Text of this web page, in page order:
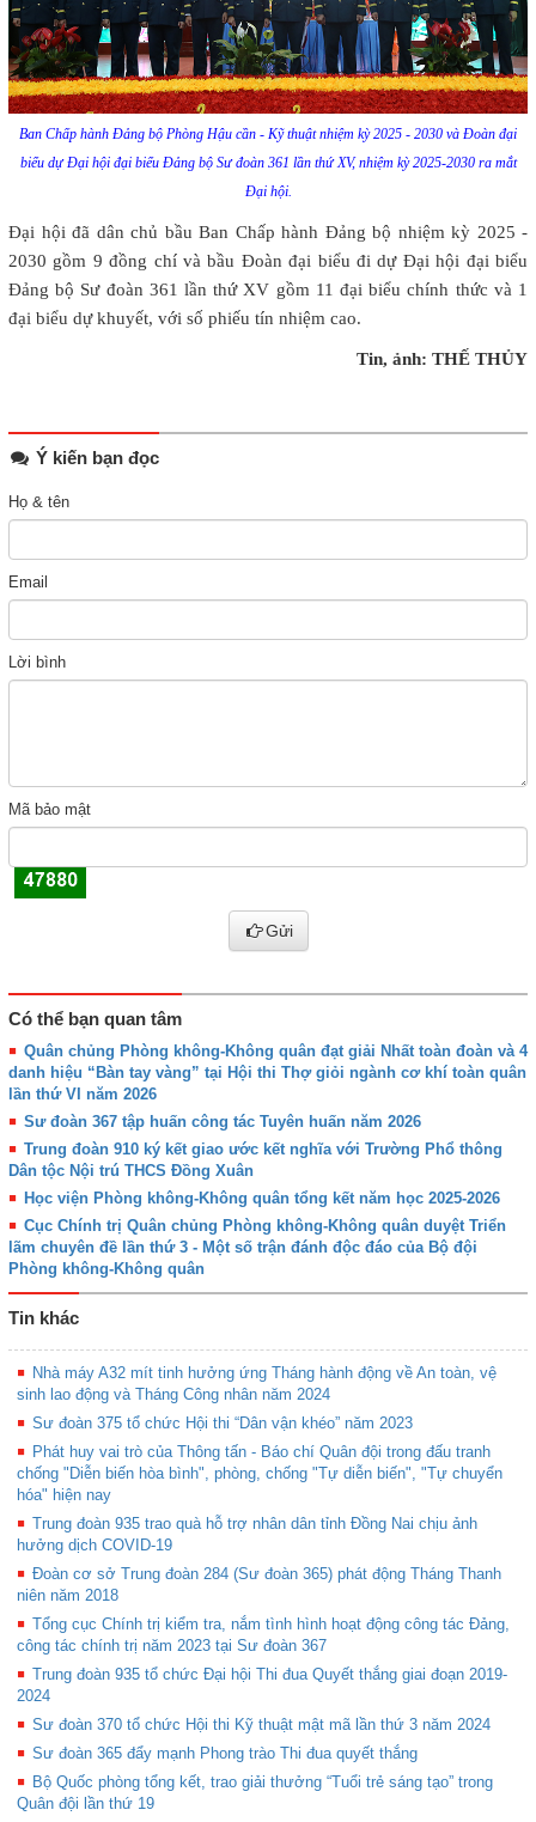
Ban Chấp hành Đảng bộ Phòng Hậu cần - Kỹ thuật nhiệm kỳ 2025 - 2030 và Đoàn đại
biểu dự Đại hội đại biểu Đảng bộ Sư đoàn 361 lần thứ XV, nhiệm kỳ 2025-2030 ra mắt
Đại hội.
Đại hội đã dân chủ bầu Ban Chấp hành Đảng bộ nhiệm kỳ 2025 -
2030 gồm 9 đồng chí và bầu Đoàn đại biểu đi dự Đại hội đại biểu
Đảng bộ Sư đoàn 361 lần thứ XV gồm 11 đại biểu chính thức và 1
đại biểu dự khuyết, với số phiếu tín nhiệm cao.
Tin, ảnh: THẾ THỦY
Ý kiến bạn đọc
Họ & tên
Email
Lời bình
Mã bảo mật
Gửi
Có thể bạn quan tâm
Quân chủng Phòng không-Không quân đạt giải Nhất toàn đoàn và 4
danh hiệu “Bàn tay vàng” tại Hội thi Thợ giỏi ngành cơ khí toàn quân
lần thứ VI năm 2026
Sư đoàn 367 tập huấn công tác Tuyên huấn năm 2026
Trung đoàn 910 ký kết giao ước kết nghĩa với Trường Phổ thông
Dân tộc Nội trú THCS Đồng Xuân
Học viện Phòng không-Không quân tổng kết năm học 2025-2026
Cục Chính trị Quân chủng Phòng không-Không quân duyệt Triển
lãm chuyên đề lần thứ 3 - Một số trận đánh độc đáo của Bộ đội
Phòng không-Không quân
Tin khác
Nhà máy A32 mít tinh hưởng ứng Tháng hành động về An toàn, vệ
sinh lao động và Tháng Công nhân năm 2024
Sư đoàn 375 tổ chức Hội thi “Dân vận khéo” năm 2023
Phát huy vai trò của Thông tấn - Báo chí Quân đội trong đấu tranh
chống "Diễn biến hòa bình", phòng, chống "Tự diễn biến", "Tự chuyển
hóa" hiện nay
Trung đoàn 935 trao quà hỗ trợ nhân dân tỉnh Đồng Nai chịu ảnh
hưởng dịch COVID-19
Đoàn cơ sở Trung đoàn 284 (Sư đoàn 365) phát động Tháng Thanh
niên năm 2018
Tổng cục Chính trị kiểm tra, nắm tình hình hoạt động công tác Đảng,
công tác chính trị năm 2023 tại Sư đoàn 367
Trung đoàn 935 tổ chức Đại hội Thi đua Quyết thắng giai đoạn 2019-
2024
Sư đoàn 370 tổ chức Hội thi Kỹ thuật mật mã lần thứ 3 năm 2024
Sư đoàn 365 đẩy mạnh Phong trào Thi đua quyết thắng
Bộ Quốc phòng tổng kết, trao giải thưởng “Tuổi trẻ sáng tạo” trong
Quân đội lần thứ 19